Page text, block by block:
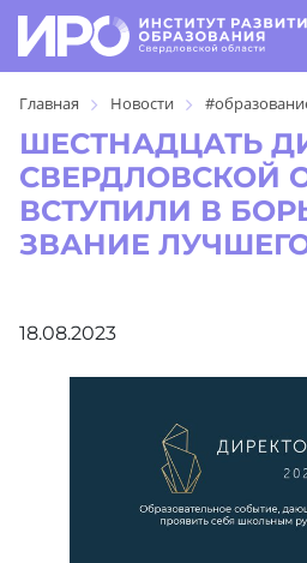
Главная Новости
ШЕСТНАДЦАТЬ
СВЕРДЛОВСКОЙ
ВСТУПИЛИ В
ЗВАНИЕ
18.08.2023